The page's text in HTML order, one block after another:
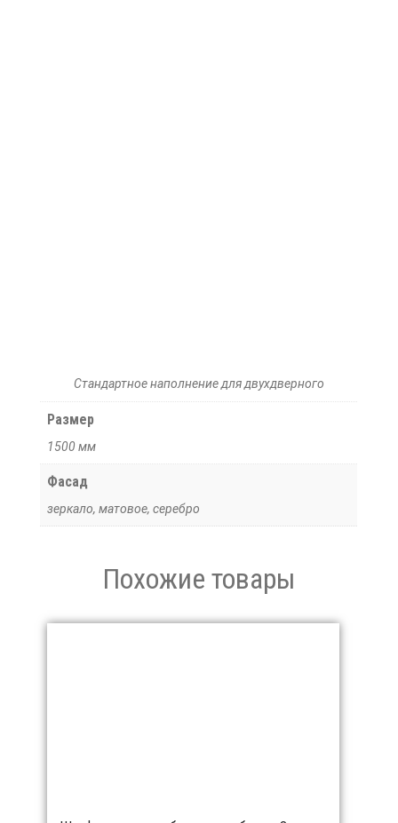
Стандартное наполнение для двухдверного
Размер
1500 мм
Фасад
зеркало, матовое, серебро
Похожие товары